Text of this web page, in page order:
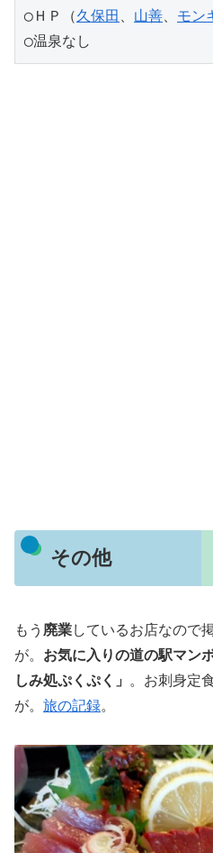
◯ＨＰ（久保田 、 山善、 モン
◯温泉なし
その他
もう 廃業しているお店なので
が。 お気に入りの道の駅マン
しみ処ぷくぷく」
。お刺身定
が。 旅の記録。